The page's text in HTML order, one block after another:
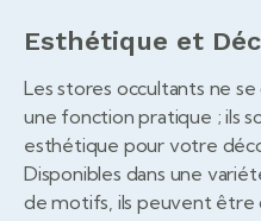
Esthétique et
Les stores occultants ne
une fonction pratique ; ils
esthétique pour votre
Disponibles dans une
de motifs, ils peuvent être